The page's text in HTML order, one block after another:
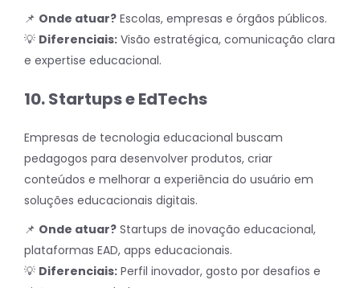
📌 Onde atuar? Escolas, empresas e órgãos públicos.
💡 Diferenciais: Visão estratégica, comunicação clara
e expertise educacional.
10. Startups e EdTechs
Empresas de tecnologia educacional buscam
pedagogos para desenvolver produtos, criar
conteúdos e melhorar a experiência do usuário em
soluções educacionais digitais.
📌 Onde atuar? Startups de inovação educacional,
plataformas EAD, apps educacionais.
💡 Diferenciais: Perfil inovador, gosto por desafios e